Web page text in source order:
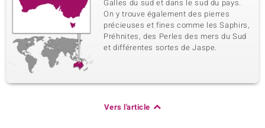
Galles du sud et dans le sud du pays.
On y trouve également des pierres
précieuses et fines comme les Saphirs,
Préhnites, des Perles des mers du Sud
et différentes sortes de Jaspe.
Vers l'article